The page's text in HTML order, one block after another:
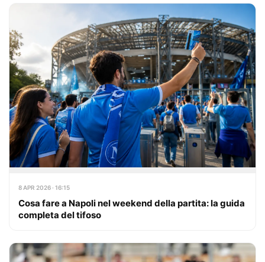
8 APR 2026 · 16:15
Cosa fare a Napoli nel weekend della partita: la guida
completa del tifoso